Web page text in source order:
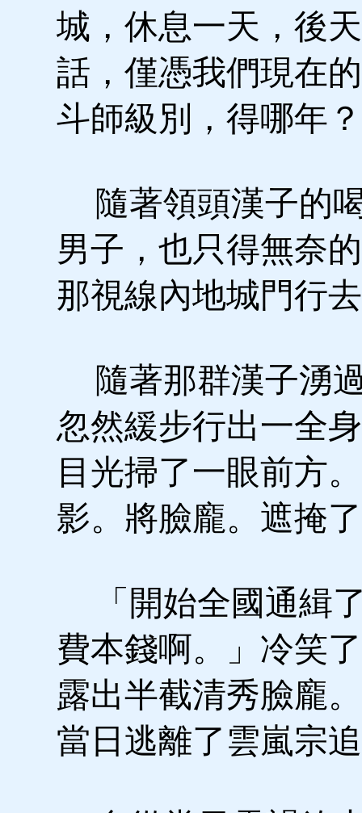
城，休息一天，後
話，僅憑我們現在
斗師級別，得哪年
隨著領頭漢子的
男子，也只得無奈
那視線內地城門行
隨著那群漢子湧
忽然緩步行出一全
目光掃了一眼前方
影。將臉龐。遮掩
「開始全國通緝
費本錢啊。」冷笑
露出半截清秀臉龐
當日逃離了雲嵐宗